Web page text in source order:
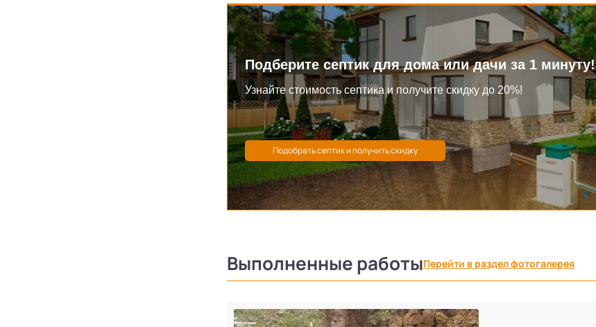
Подберите септик для дома или дачи за 1 минуту!
Узнайте стоимость септика и получите скидку до 20%!
Выполненные работыПерейти в раздел фотогалерея